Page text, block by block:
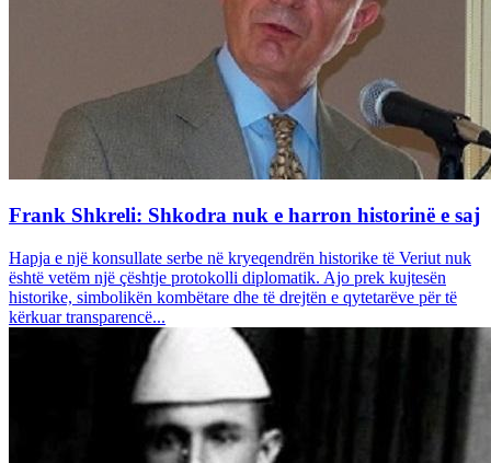
Frank Shkreli: Shkodra nuk e harron historinë e saj
Hapja e një konsullate serbe në kryeqendrën historike të Veriut nuk
është vetëm një çështje protokolli diplomatik. Ajo prek kujtesën
historike, simbolikën kombëtare dhe të drejtën e qytetarëve për të
kërkuar transparencë...